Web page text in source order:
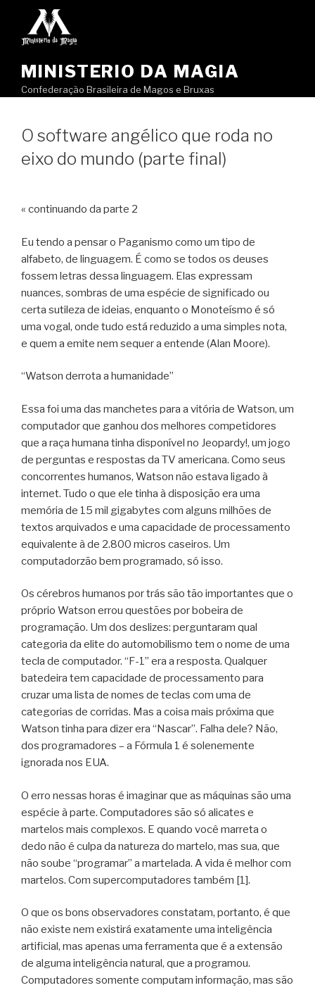
MINISTERIO DA MAGIA
Confederação Brasileira de Magos e Bruxas
O software angélico que roda no
eixo do mundo (parte final)
« continuando da parte 2
Eu tendo a pensar o Paganismo como um tipo de
alfabeto, de linguagem. É como se todos os deuses
fossem letras dessa linguagem. Elas expressam
nuances, sombras de uma espécie de significado ou
certa sutileza de ideias, enquanto o Monoteísmo é só
uma vogal, onde tudo está reduzido a uma simples nota,
e quem a emite nem sequer a entende (Alan Moore).
“Watson derrota a humanidade”
Essa foi uma das manchetes para a vitória de Watson, um
computador que ganhou dos melhores competidores
que a raça humana tinha disponível no Jeopardy!, um jogo
de perguntas e respostas da TV americana. Como seus
concorrentes humanos, Watson não estava ligado à
internet. Tudo o que ele tinha à disposição era uma
memória de 15 mil gigabytes com alguns milhões de
textos arquivados e uma capacidade de processamento
equivalente à de 2.800 micros caseiros. Um
computadorzão bem programado, só isso.
Os cérebros humanos por trás são tão importantes que o
próprio Watson errou questões por bobeira de
programação. Um dos deslizes: perguntaram qual
categoria da elite do automobilismo tem o nome de uma
tecla de computador. “F-1” era a resposta. Qualquer
batedeira tem capacidade de processamento para
cruzar uma lista de nomes de teclas com uma de
categorias de corridas. Mas a coisa mais próxima que
Watson tinha para dizer era “Nascar”. Falha dele? Não,
dos programadores – a Fórmula 1 é solenemente
ignorada nos EUA.
O erro nessas horas é imaginar que as máquinas são uma
espécie à parte. Computadores são só alicates e
martelos mais complexos. E quando você marreta o
dedo não é culpa da natureza do martelo, mas sua, que
não soube “programar” a martelada. A vida é melhor com
martelos. Com supercomputadores também [1].
O que os bons observadores constatam, portanto, é que
não existe nem existirá exatamente uma inteligência
artificial, mas apenas uma ferramenta que é a extensão
de alguma inteligência natural, que a programou.
Computadores somente computam informação, mas são